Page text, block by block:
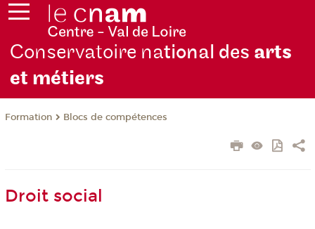
Conservatoire national des arts
et métiers
Formation Blocs de compétences
Droit social